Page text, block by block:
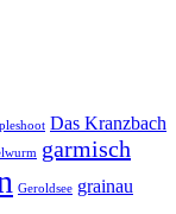
Das Kranzbach
garmisch
Geroldsee grainau